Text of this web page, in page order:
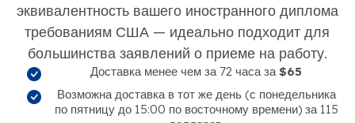
эквивалентность вашего иностранного диплома
требованиям США — идеально подходит для
большинства заявлений о приеме на работу.
Доставка менее чем за 72 часа за $65
Возможна доставка в тот же день (с понедельника
по пятницу до 15:00 по восточному времени) за 115